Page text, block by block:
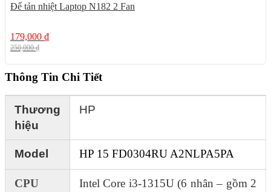
Đế tản nhiệt Laptop N182 2 Fan
179,000 ₫
250,000₫
Thông Tin Chi Tiết
Thương
hiệu
HP
Model HP 15 FD0304RU A2NLPA5PA
CPU
Intel Core i3-1315U (6 nhân – gồm 2